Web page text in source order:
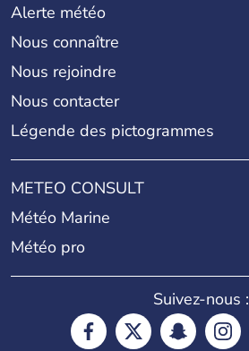
Alerte météo
Nous connaître
Nous rejoindre
Nous contacter
Légende des pictogrammes
METEO CONSULT
Météo Marine
Météo pro
Suivez-nous :